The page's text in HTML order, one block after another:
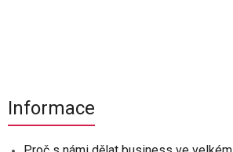
Informace